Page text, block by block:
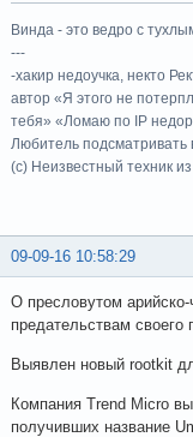
Винда - это ведро с
---
-хакир недоучка, некто
автор «Я этого не
тебя» «Ломаю по IP
Любитель подсматривать
(c) Неизвестный техник
09-09-16 10:58:29
О пресловутом
предательствам своего
Выявлен новый rootkit
Компания Trend Micro
получивших название